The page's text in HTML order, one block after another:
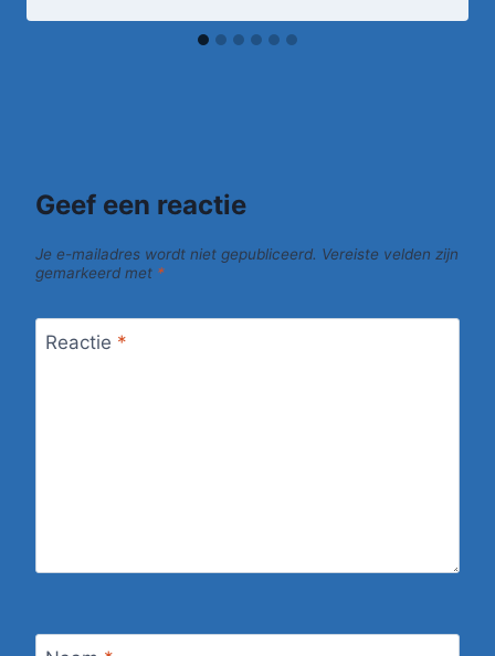
Geef een reactie
Je e-mailadres wordt niet gepubliceerd. Vereiste velden zijn
gemarkeerd met *
Reactie *